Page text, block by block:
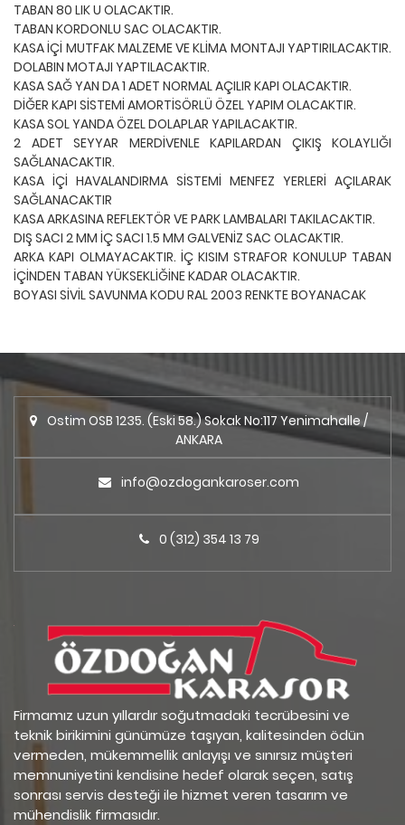
TABAN 80 LIK U OLACAKTIR.
TABAN KORDONLU SAC OLACAKTIR.
KASA İÇİ MUTFAK MALZEME VE KLİMA MONTAJI YAPTIRILACAKTIR.
DOLABIN MOTAJI YAPTILACAKTIR.
KASA SAĞ YAN DA 1 ADET NORMAL AÇILIR KAPI OLACAKTIR.
DİĞER KAPI SİSTEMİ AMORTİSÖRLÜ ÖZEL YAPIM OLACAKTIR.
KASA SOL YANDA ÖZEL DOLAPLAR YAPILACAKTIR.
2 ADET SEYYAR MERDİVENLE KAPILARDAN ÇIKIŞ KOLAYLIĞI
SAĞLANACAKTIR.
KASA İÇİ HAVALANDIRMA SİSTEMİ MENFEZ YERLERİ AÇILARAK
SAĞLANACAKTIR
KASA ARKASINA REFLEKTÖR VE PARK LAMBALARI TAKILACAKTIR.
DIŞ SACI 2 MM İÇ SACI 1.5 MM GALVENİZ SAC OLACAKTIR.
ARKA KAPI OLMAYACAKTIR. İÇ KISIM STRAFOR KONULUP TABAN
İÇİNDEN TABAN YÜKSEKLİĞİNE KADAR OLACAKTIR.
BOYASI SİVİL SAVUNMA KODU RAL 2003 RENKTE BOYANACAK
Ostim OSB 1235. (Eski 58.) Sokak No:117 Yenimahalle /
ANKARA
info@ozdogankaroser.com
0 (312) 354 13 79
Firmamız uzun yıllardır soğutmadaki tecrübesini ve
teknik birikimini günümüze taşıyan, kalitesinden ödün
vermeden, mükemmellik anlayışı ve sınırsız müşteri
memnuniyetini kendisine hedef olarak seçen, satış
sonrası servis desteği ile hizmet veren tasarım ve
mühendislik firmasıdır.